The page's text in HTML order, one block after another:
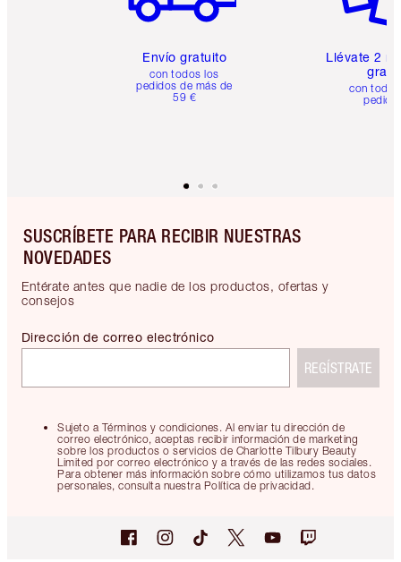
Envío gratuito
con todos los
pedidos de más de
59 €
Llévate 2
gratis
con
SUSCRÍBETE PARA RECIBIR NUESTRAS
NOVEDADES
Entérate antes que nadie de los productos, ofertas y
consejos
Sujeto a Términos y condiciones. Al enviar tu dirección de
correo electrónico, aceptas recibir información de marketing
sobre los productos o servicios de Charlotte Tilbury Beauty
Limited por correo electrónico y a través de las redes sociales.
Para obtener más información sobre cómo utilizamos tus datos
personales, consulta nuestra Política de privacidad.
Dirección de correo electrónico
REGÍSTRATE